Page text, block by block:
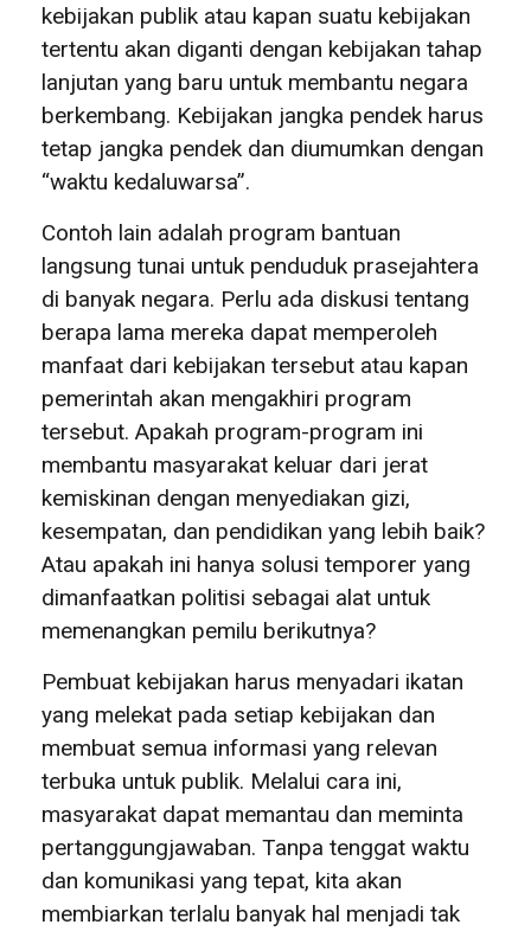
kebijakan publik atau kapan suatu kebijakan
tertentu akan diganti dengan kebijakan tahap
lanjutan yang baru untuk membantu negara
berkembang. Kebijakan jangka pendek harus
tetap jangka pendek dan diumumkan dengan
“waktu kedaluwarsa”.
Contoh lain adalah program bantuan
langsung tunai untuk penduduk prasejahtera
di banyak negara. Perlu ada diskusi tentang
berapa lama mereka dapat memperoleh
manfaat dari kebijakan tersebut atau kapan
pemerintah akan mengakhiri program
tersebut. Apakah program-program ini
membantu masyarakat keluar dari jerat
kemiskinan dengan menyediakan gizi,
kesempatan, dan pendidikan yang lebih baik?
Atau apakah ini hanya solusi temporer yang
dimanfaatkan politisi sebagai alat untuk
memenangkan pemilu berikutnya?
Pembuat kebijakan harus menyadari ikatan
yang melekat pada setiap kebijakan dan
membuat semua informasi yang relevan
terbuka untuk publik. Melalui cara ini,
masyarakat dapat memantau dan meminta
pertanggungjawaban. Tanpa tenggat waktu
dan komunikasi yang tepat, kita akan
membiarkan terlalu banyak hal menjadi tak